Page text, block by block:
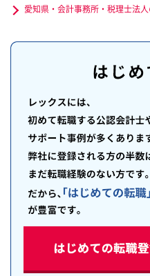
愛知県・会計事務所・税理士法